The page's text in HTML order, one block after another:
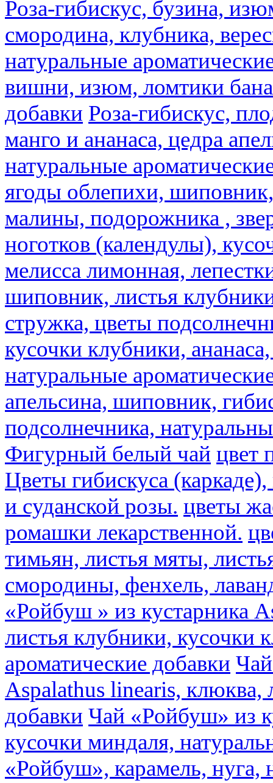
Роза-гибискус, бузина,
смородина, клубника,
натуральные
вишни, изюм, ломтики
добавки Роза-гибискус,
манго и ананаса, цедра
натуральные
ягоды облепихи,
малины, подорожника ,
ноготков (календулы),
мелисса лимонная,
шиповник, листья
стружка, цветы
кусочки клубники,
натуральные
апельсина, шиповник,
подсолнечника,
Фигурный белый чай цвет
Цветы гибискуса
и суданской розы. цветы
ромашки лекарственной.
тимьян, листья мяты,
смородины, фенхель,
«Ройбуш » из кустарника
листья клубники, кусочки
ароматические добавки
Aspalathus linearis, клюква,
добавки Чай «Ройбуш» из
кусочки миндаля,
«Ройбуш», карамель, нуга,